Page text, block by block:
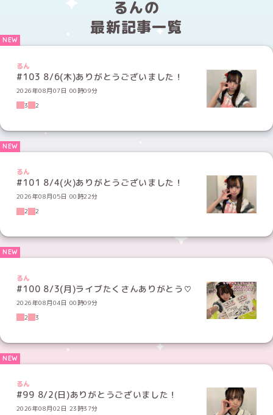
るんの
最新記事一覧
るん
#103 8/6(木)ありがとうございました！
2026年08月07日 00時09分
3
2
るん
#101 8/4(火)ありがとうございました！
2026年08月05日 00時22分
2
2
るん
#100 8/3(月)ライブたくさんありがとう♡
2026年08月04日 00時09分
2
3
るん
#99 8/2(日)ありがとうございました！
2026年08月02日 23時37分